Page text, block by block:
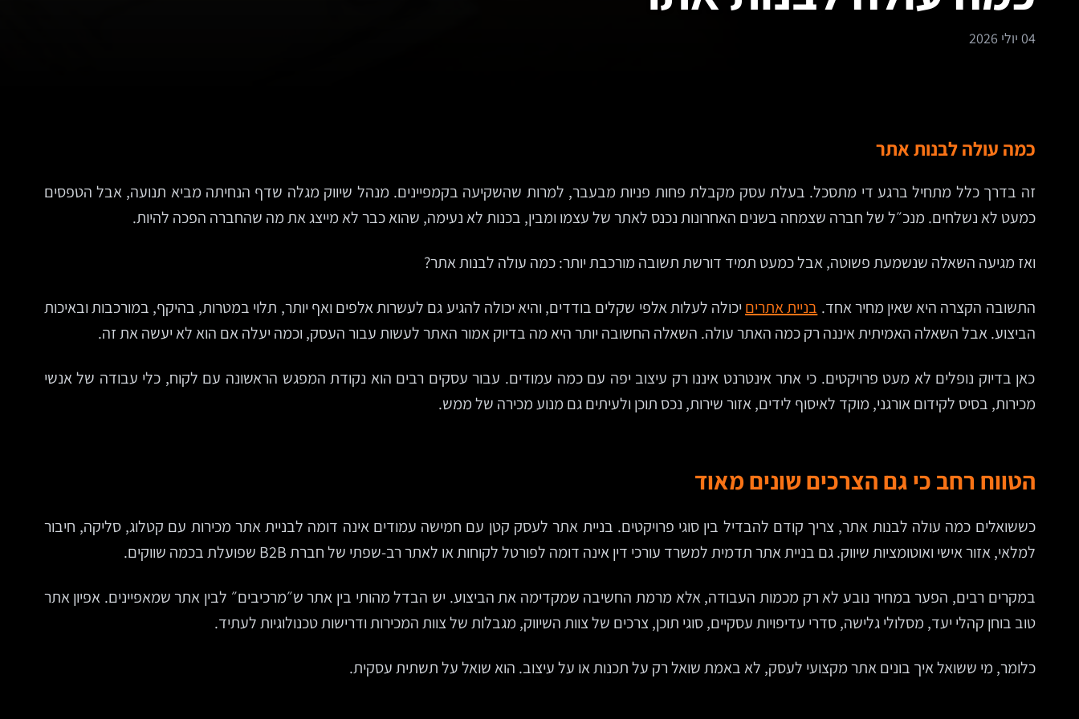
04 יולי 2026
כמה עולה לבנות אתר
זה בדרך כלל מתחיל ברגע די מתסכל. בעלת עסק מקבלת פחות פניות מבעבר, למרות שהשקיעה בקמפיינים. מנהל שיווק מגלה שדף הנחיתה מביא תנועה, אבל הטפסים
כמעט לא נשלחים. מנכ״ל של חברה שצמחה בשנים האחרונות נכנס לאתר של עצמו ומבין, בכנות לא נעימה, שהוא כבר לא מייצג את מה שהחברה הפכה להיות.
ואז מגיעה השאלה שנשמעת פשוטה, אבל כמעט תמיד דורשת תשובה מורכבת יותר: כמה עולה לבנות אתר?
התשובה הקצרה היא שאין מחיר אחד. בניית אתרים יכולה לעלות אלפי שקלים בודדים, והיא יכולה להגיע גם לעשרות אלפים ואף יותר, תלוי במטרות, בהיקף, במורכבות ובאיכות
הביצוע. אבל השאלה האמיתית איננה רק כמה האתר עולה. השאלה החשובה יותר היא מה בדיוק אמור האתר לעשות עבור העסק, וכמה יעלה אם הוא לא יעשה את זה.
כאן בדיוק נופלים לא מעט פרויקטים. כי אתר אינטרנט איננו רק עיצוב יפה עם כמה עמודים. עבור עסקים רבים הוא נקודת המפגש הראשונה עם לקוח, כלי עבודה של אנשי
מכירות, בסיס לקידום אורגני, מוקד לאיסוף לידים, אזור שירות, נכס תוכן ולעיתים גם מנוע מכירה של ממש.
הטווח רחב כי גם הצרכים שונים מאוד
כששואלים כמה עולה לבנות אתר, צריך קודם להבדיל בין סוגי פרויקטים. בניית אתר לעסק קטן עם חמישה עמודים אינה דומה לבניית אתר מכירות עם קטלוג, סליקה, חיבור
למלאי, אזור אישי ואוטומציות שיווק. גם בניית אתר תדמית למשרד עורכי דין אינה דומה לפורטל לקוחות או לאתר רב-שפתי של חברת B2B שפועלת בכמה שווקים.
במקרים רבים, הפער במחיר נובע לא רק מכמות העבודה, אלא מרמת החשיבה שמקדימה את הביצוע. יש הבדל מהותי בין אתר ש״מרכיבים״ לבין אתר שמאפיינים. אפיון אתר
טוב בוחן קהלי יעד, מסלולי גלישה, סדרי עדיפויות עסקיים, סוגי תוכן, צרכים של צוות השיווק, מגבלות של צוות המכירות ודרישות טכנולוגיות לעתיד.
כלומר, מי ששואל איך בונים אתר מקצועי לעסק, לא באמת שואל רק על תכנות או על עיצוב. הוא שואל על תשתית עסקית.